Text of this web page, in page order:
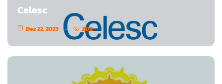
Celesc
Dez 22, 2023 2172